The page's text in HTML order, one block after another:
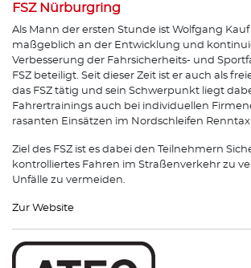
FSZ Nürburgring
Als Mann der ersten Stunde ist Wolfgang
maßgeblich an der Entwicklung und
Verbesserung der Fahrsicherheits- und
FSZ beteiligt. Seit dieser Zeit ist er auch als
das FSZ tätig und sein Schwerpunkt liegt
Fahrertrainings auch bei individuellen
rasanten Einsätzen im Nordschleifen
Ziel des FSZ ist es dabei den Teilnehmern
kontrolliertes Fahren im Straßenverkehr zu
Unfälle zu vermeiden.
Zur Website